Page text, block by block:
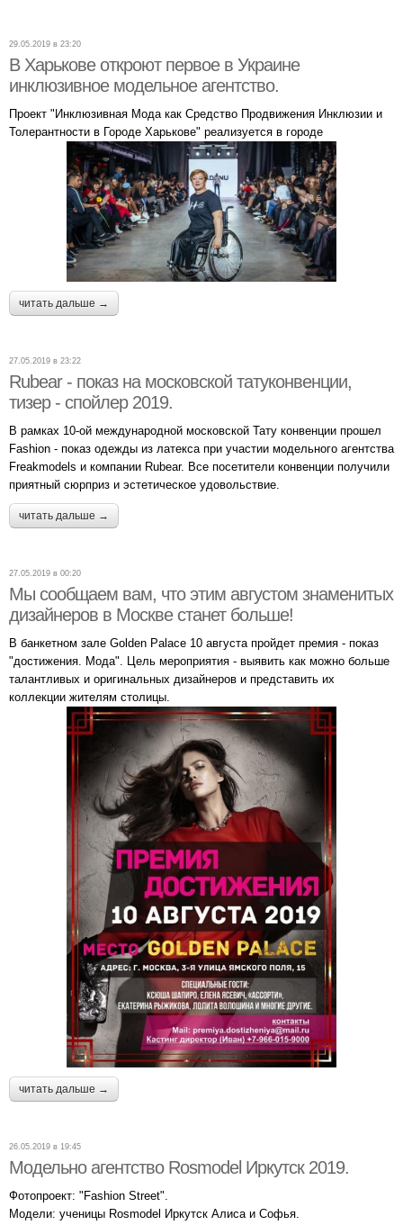
29.05.2019 в 23:20
В Харькове откроют первое в Украине
инклюзивное модельное агентство.
Проект "Инклюзивная Мода как Средство Продвижения Инклюзии и
Толерантности в Городе Харькове" реализуется в городе
читать дальше →
27.05.2019 в 23:22
Rubear - показ на московской татуконвенции,
тизер - спойлер 2019.
В рамках 10-ой международной московской Тату конвенции прошел
Fashion - показ одежды из латекса при участии модельного агентства
Freakmodels и компании Rubear. Все посетители конвенции получили
приятный сюрприз и эстетическое удовольствие.
читать дальше →
27.05.2019 в 00:20
Мы сообщаем вам, что этим августом знаменитых
дизайнеров в Москве станет больше!
В банкетном зале Golden Palace 10 августа пройдет премия - показ
"достижения. Мода". Цель мероприятия - выявить как можно больше
талантливых и оригинальных дизайнеров и представить их
коллекции жителям столицы.
читать дальше →
26.05.2019 в 19:45
Модельно агентство Rosmodel Иркутск 2019.
Фотопроект: "Fashion Street".
Модели: ученицы Rosmodel Иркутск Алиса и Софья.